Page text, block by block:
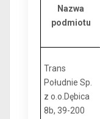
Nazwa
podmiotu
Trans
Południe Sp.
z o.o.Dębica
8b, 39-200